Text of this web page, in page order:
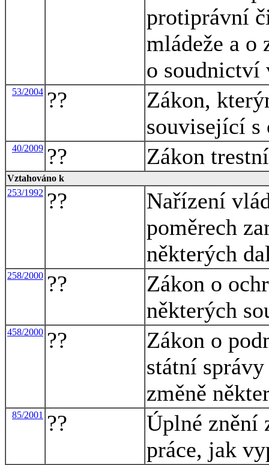
protiprávní
mládeže a o
o soudnictví
53/2004 ??
Zákon,
související s
40/2009 ?? Zákon
Vztahováno k
253/1992 ??
Nařízení
poměrech
některých
258/2000 ??
Zákon o
některých
458/2000 ??
Zákon o
státní
změně
85/2001 ??
Úplné znění
práce, jak